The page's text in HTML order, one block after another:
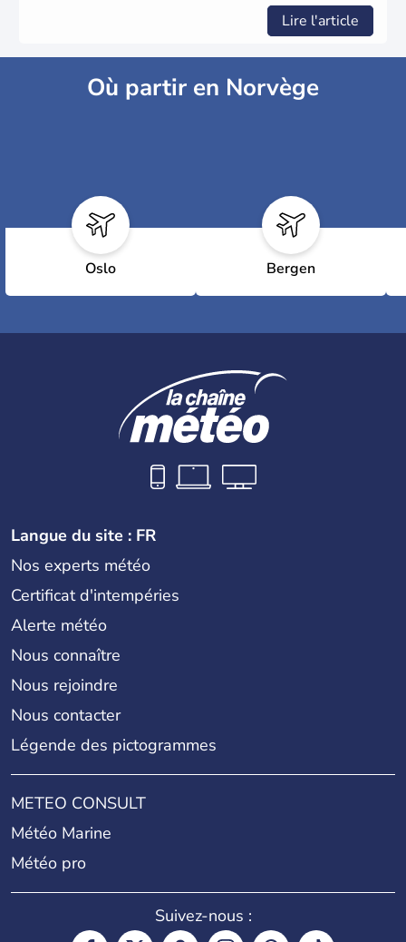
Lire l'article
Où partir en Norvège
Oslo Bergen
Langue du site : FR
Nos experts météo
Certificat d'intempéries
Alerte météo
Nous connaître
Nous rejoindre
Nous contacter
Légende des pictogrammes
METEO CONSULT
Météo Marine
Météo pro
Suivez-nous :